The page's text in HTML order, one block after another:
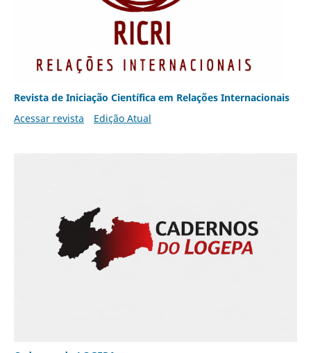
Revista de Iniciação Científica em Relações Internacionais
Acessar revista
Edição Atual